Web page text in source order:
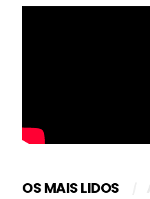
OS MAIS LIDOS